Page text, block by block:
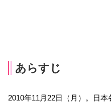
あらすじ
2010年11月22日（月）。日